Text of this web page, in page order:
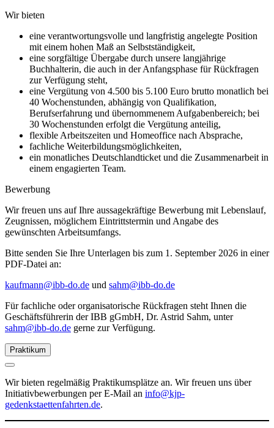
Wir bieten
eine verantwortungsvolle und langfristig angelegte Position
mit einem hohen Maß an Selbstständigkeit,
eine sorgfältige Übergabe durch unsere langjährige
Buchhalterin, die auch in der Anfangsphase für Rückfragen
zur Verfügung steht,
eine Vergütung von 4.500 bis 5.100 Euro brutto monatlich bei
40 Wochenstunden, abhängig von Qualifikation,
Berufserfahrung und übernommenem Aufgabenbereich; bei
30 Wochenstunden erfolgt die Vergütung anteilig,
flexible Arbeitszeiten und Homeoffice nach Absprache,
fachliche Weiterbildungsmöglichkeiten,
ein monatliches Deutschlandticket und die Zusammenarbeit in
einem engagierten Team.
Bewerbung
Wir freuen uns auf Ihre aussagekräftige Bewerbung mit Lebenslauf,
Zeugnissen, möglichem Eintrittstermin und Angabe des
gewünschten Arbeitsumfangs.
Bitte senden Sie Ihre Unterlagen bis zum 1. September 2026 in einer
PDF-Datei an:
kaufmann@ibb-do.de und sahm@ibb-do.de
Für fachliche oder organisatorische Rückfragen steht Ihnen die
Geschäftsführerin der IBB gGmbH, Dr. Astrid Sahm, unter
sahm@ibb-do.de gerne zur Verfügung.
Praktikum
Wir bieten regelmäßig Praktikumsplätze an. Wir freuen uns über
Initiativbewerbungen per E-Mail an info@kjp-
gedenkstaettenfahrten.de.